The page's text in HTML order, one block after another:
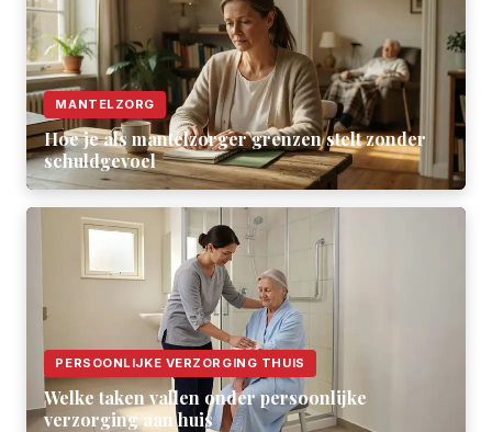
MANTELZORG
Hoe je als mantelzorger grenzen stelt zonder
schuldgevoel
PERSOONLIJKE VERZORGING THUIS
Welke taken vallen onder persoonlijke
verzorging aan huis